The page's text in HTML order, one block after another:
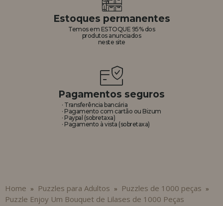
Estoques permanentes
Temos em ESTOQUE 95% dos
produtos anunciados
neste site
Pagamentos seguros
· Transferência bancária
· Pagamento com cartão ou Bizum
· Paypal (sobretaxa)
· Pagamento à vista (sobretaxa)
Home » Puzzles para Adultos » Puzzles de 1000 peças »
Puzzle Enjoy Um Bouquet de Lilases de 1000 Peças